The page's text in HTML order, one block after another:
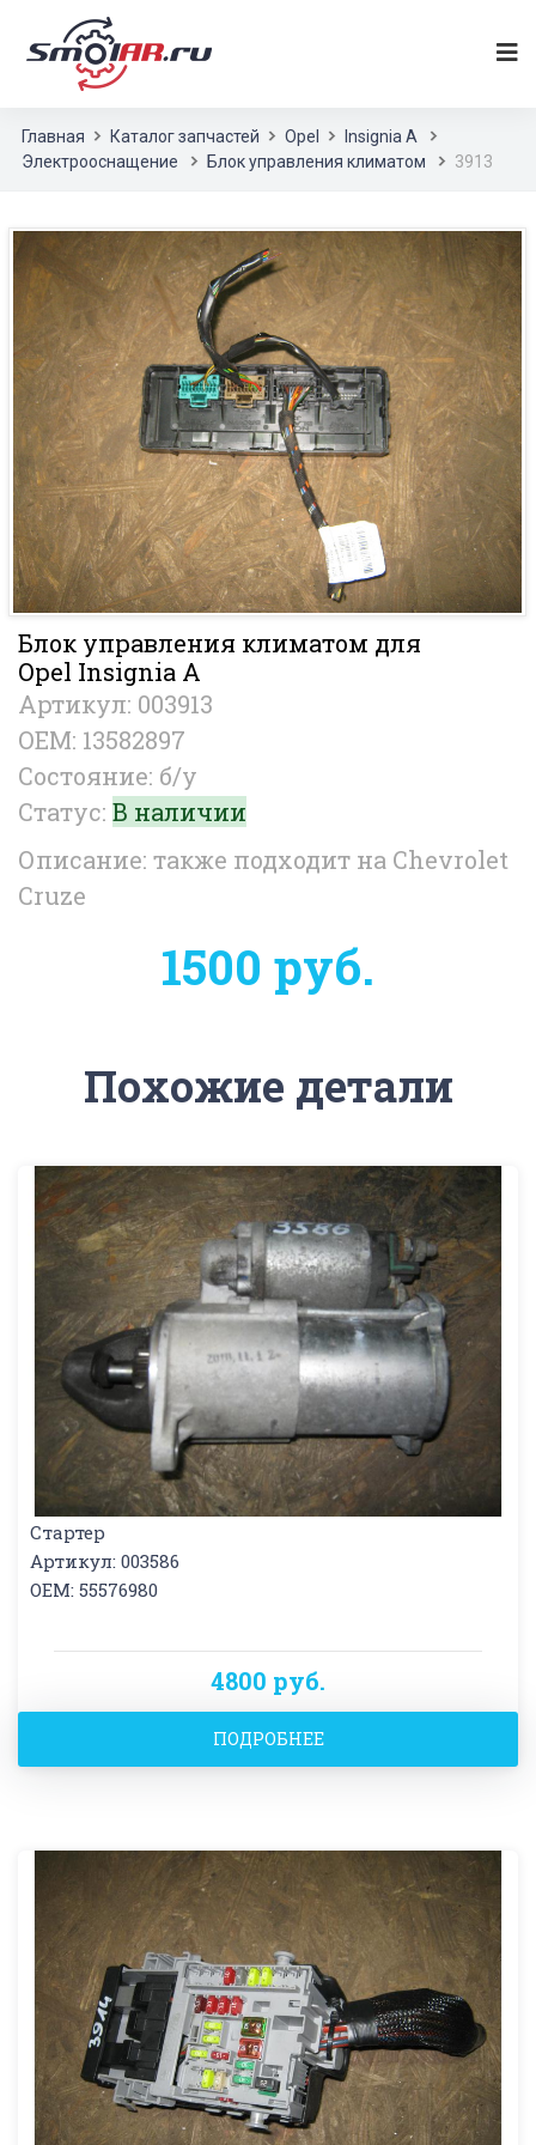
Главная Каталог запчастей Opel
Insignia A
Электрооснащение
Блок управления климатом 3913
Блок управления климатом для
Opel Insignia A
Артикул: 003913
OEM: 13582897
Состояние: б/у
Статус: В наличии
Описание: также подходит на Chevrolet
Cruze
1500 руб.
Похожие детали
Стартер
Артикул: 003586
OEM: 55576980
4800 руб.
ПОДРОБНЕЕ